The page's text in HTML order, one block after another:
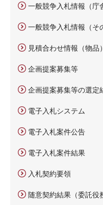
一般競争入札情報（庁
一般競争入札情報（そ
見積合わせ情報（物品）
企画提案募集等
企画提案募集等の選定
電子入札システム
電子入札案件公告
電子入札案件結果
入札契約要領
随意契約結果（委託役